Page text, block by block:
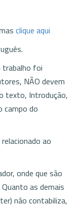
clique aqui
trabalho foi
NÃO devem
texto, Introdução,
campo do
ao
onde que são
as demais
não contabiliza,